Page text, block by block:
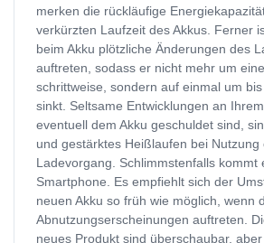
merken die rückläufige
verkürzten Laufzeit des Akkus. Ferner
beim Akku plötzliche Änderungen des
auftreten, sodass er nicht mehr um
schrittweise, sondern auf einmal um
sinkt. Seltsame Entwicklungen an
eventuell dem Akku geschuldet sind,
und gestärktes Heißlaufen bei Nutzung
Ladevorgang. Schlimmstenfalls kommt
Smartphone. Es empfiehlt sich der
neuen Akku so früh wie möglich, wenn
Abnutzungserscheinungen auftreten.
neues Produkt sind überschaubar,